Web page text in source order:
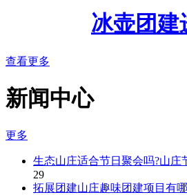
冰壶团建
查看更多
新闻中心
更多
生态山庄适合节日聚会吗?山庄
29
拓展团建山庄趣味团建项目有